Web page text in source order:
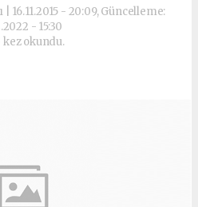
16.11.2015 - 20:09, Güncelleme:
- 15:30
kez okundu.